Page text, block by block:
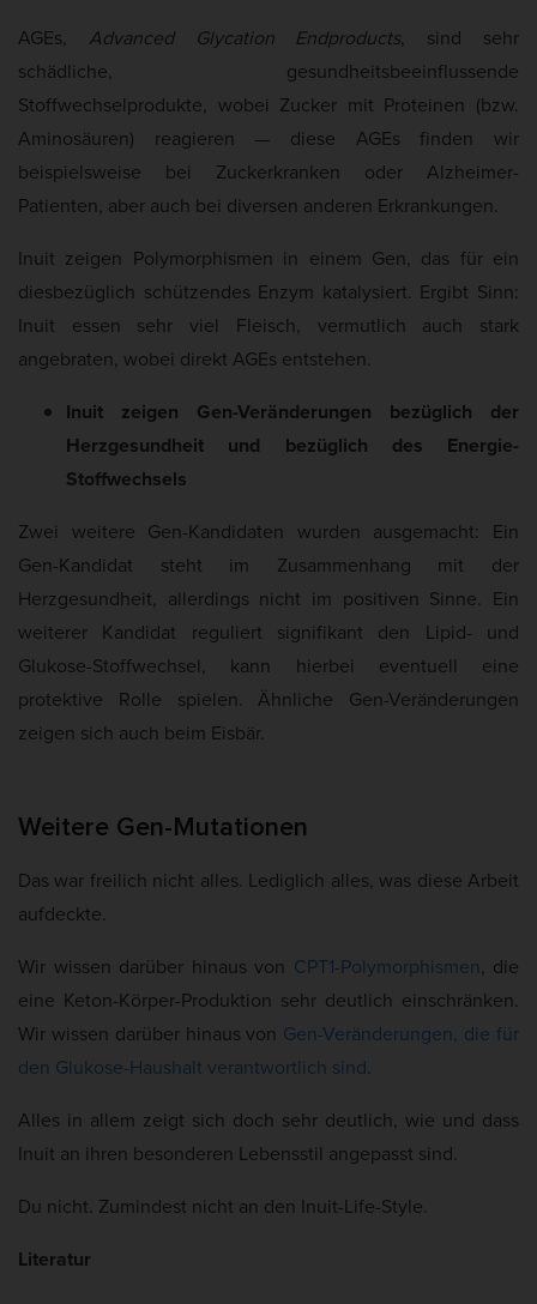
AGEs, Advanced Glycation Endproducts, sind sehr
schädliche, gesundheitsbeeinflussende
Stoffwechselprodukte, wobei Zucker mit Proteinen (bzw.
Aminosäuren) reagieren — diese AGEs finden wir
beispielsweise bei Zuckerkranken oder Alzheimer-
Patienten, aber auch bei diversen anderen Erkrankungen.
Inuit zeigen Polymorphismen in einem Gen, das für ein
diesbezüglich schützendes Enzym katalysiert. Ergibt Sinn:
Inuit essen sehr viel Fleisch, vermutlich auch stark
angebraten, wobei direkt AGEs entstehen.
Inuit zeigen Gen-Veränderungen bezüglich der
Herzgesundheit und bezüglich des Energie-
Stoffwechsels
Zwei weitere Gen-Kandidaten wurden ausgemacht: Ein
Gen-Kandidat steht im Zusammenhang mit der
Herzgesundheit, allerdings nicht im positiven Sinne. Ein
weiterer Kandidat reguliert signifikant den Lipid- und
Glukose-Stoffwechsel, kann hierbei eventuell eine
protektive Rolle spielen. Ähnliche Gen-Veränderungen
zeigen sich auch beim Eisbär.
Weitere Gen-Mutationen
Das war freilich nicht alles. Lediglich alles, was diese Arbeit
aufdeckte.
Wir wissen darüber hinaus von CPT1-Polymorphismen, die
eine Keton-Körper-Produktion sehr deutlich einschränken.
Wir wissen darüber hinaus von Gen-Veränderungen, die für
den Glukose-Haushalt verantwortlich sind.
Alles in allem zeigt sich doch sehr deutlich, wie und dass
Inuit an ihren besonderen Lebensstil angepasst sind.
Du nicht. Zumindest nicht an den Inuit-Life-Style.
Literatur